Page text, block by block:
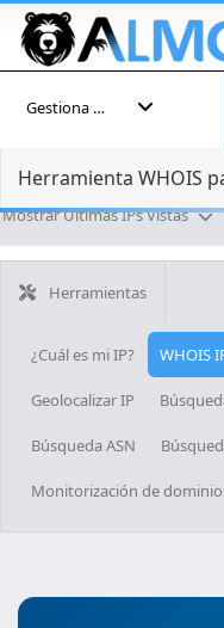
Gestiona tu cuenta
Herramienta WHOIS
Mostrar Últimas IPs Vistas
Herramientas
¿Cuál es mi IP? WHOIS
Geolocalizar IP
Búsqueda ASN
Monitorización de